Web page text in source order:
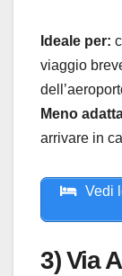
Ideale per:
viaggio
Meno
arrivare in
Vedi
3) Via